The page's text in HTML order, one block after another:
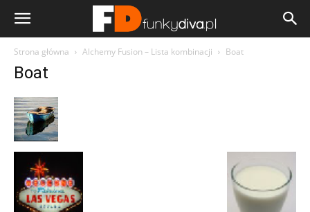
Strona główna Alchemy Fusion – Lista kombinacji Boat
Boat